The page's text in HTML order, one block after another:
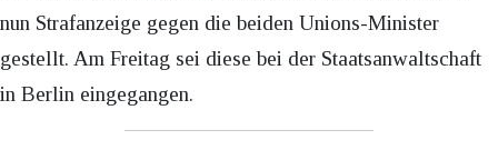
nun Strafanzeige gegen die beiden Unions-Minister
gestellt. Am Freitag sei diese bei der Staatsanwaltschaft
in Berlin eingegangen.